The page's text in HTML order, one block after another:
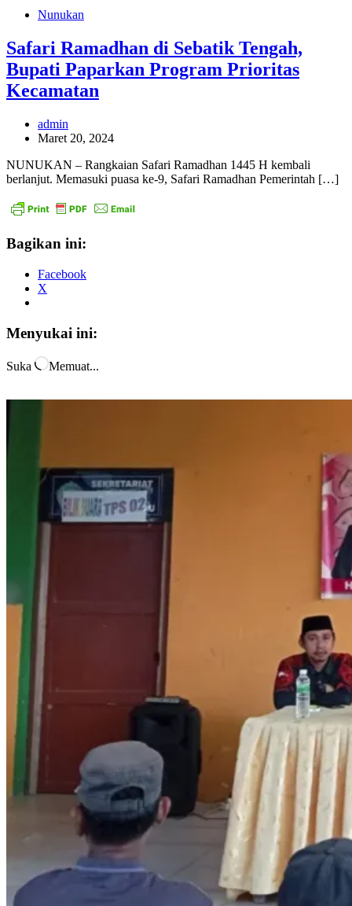
Nunukan
Safari Ramadhan di Sebatik Tengah,
Bupati Paparkan Program Prioritas
Kecamatan
admin
Maret 20, 2024
NUNUKAN – Rangkaian Safari Ramadhan 1445 H kembali
berlanjut. Memasuki puasa ke-9, Safari Ramadhan Pemerintah […]
Bagikan ini:
Facebook
X
Menyukai ini:
Suka Memuat...